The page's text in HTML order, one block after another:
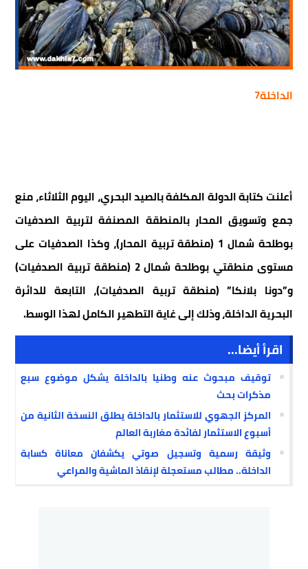
الداخلة7
أعلنت كتابة الدولة المكلفة بالصيد البحري، اليوم الثلاثاء، منع
جمع وتسويق المحار بالمنطقة المصنفة لتربية الصدفيات
بوطلحة شمال 1 (منطقة تربية المحار)، وكذا الصدفيات على
مستوى منطقتي بوطلحة شمال 2 (منطقة تربية الصدفيات)
و”دونا بلانكا” (منطقة تربية الصدفيات)، التابعة للدائرة
البحرية الداخلة، وذلك إلى غاية التطهير الكامل لهذا الوسط.
اقرأ أيضا...
توقيف مبحوث عنه وطنيا بالداخلة يشكل موضوع سبع
مذكرات بحث
المركز الجهوي للاستثمار بالداخلة يطلق النسخة الثانية من
أسبوع الاستثمار لفائدة مغاربة العالم
وثيقة رسمية وتسجيل صوتي يكشفان معاناة كسابة
الداخلة.. مطالب مستعجلة لإنقاذ الماشية والمراعي